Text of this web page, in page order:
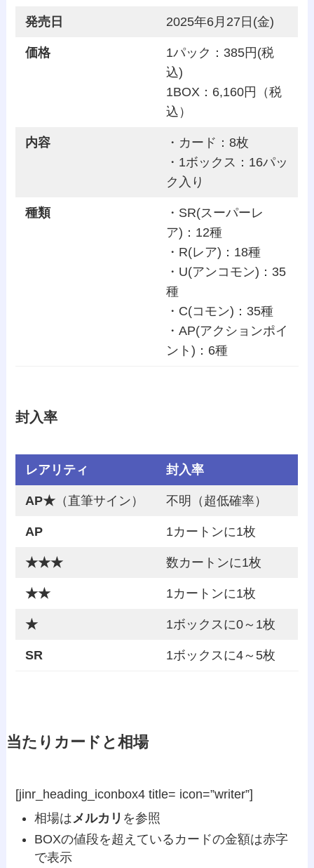
発売日 2025年6月27日(金)
価格
1パック：385円(税
込)
1BOX：6,160円（税
込）
内容
・カード：8枚
・1ボックス：16パッ
ク入り
種類
・SR(スーパーレ
ア)：12種
・R(レア)：18種
・U(アンコモン)：35
種
・C(コモン)：35種
・AP(アクションポイ
ント)：6種
封入率
レアリティ 封入率
AP★（直筆サイン） 不明（超低確率）
AP 1カートンに1枚
★★★ 数カートンに1枚
★★ 1カートンに1枚
★ 1ボックスに0～1枚
SR 1ボックスに4～5枚
当たりカードと相場
[jinr_heading_iconbox4 title= icon=”writer”]
相場は メルカリ を参照
BOXの値段を超えているカードの金額は赤字
で表示